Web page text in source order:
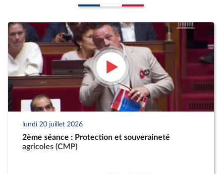
lundi 20 juillet 2026
2ème séance : Protection et souveraineté
agricoles (CMP)